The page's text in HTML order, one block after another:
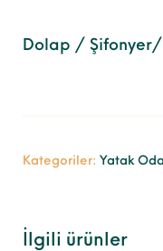
Dolap /
Kategoriler: Yatak
İlgili ürünler